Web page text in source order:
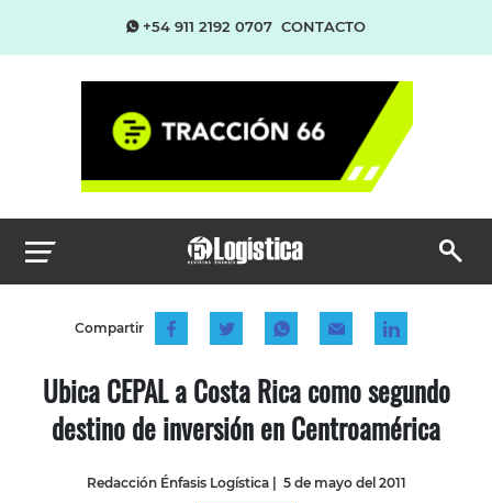
+54 911 2192 0707 CONTACTO
Compartir
Ubica CEPAL a Costa Rica como segundo
destino de inversión en Centroamérica
Redacción Énfasis Logística| 5 de mayo del 2011